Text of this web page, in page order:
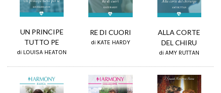
UN PRINCIPE
TUTTO PE
di LOUISA HEATON
RE DI CUORI
di KATE HARDY
ALLA CORTE
DEL CHIRU
di AMY RUTTAN